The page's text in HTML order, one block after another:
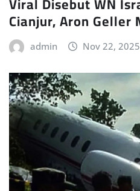
Cianjur, Aron Geller
admin Nov 22, 2025